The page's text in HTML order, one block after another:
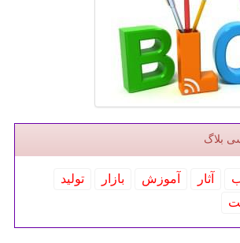
بلاگ
آثار آموزش بازار
تولید